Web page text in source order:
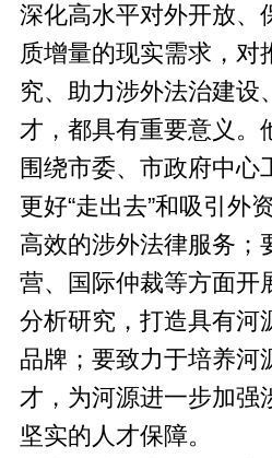
深化高水平对外开放、
质增量的现实需求，对
究、助力涉外法治建设
才，都具有重要意义。
围绕市委、市政府中心
更好“走出去”和吸引外
高效的涉外法律服务；
营、国际仲裁等方面开
分析研究，打造具有河
品牌；要致力于培养河
才，为河源进一步加强
坚实的人才保障。